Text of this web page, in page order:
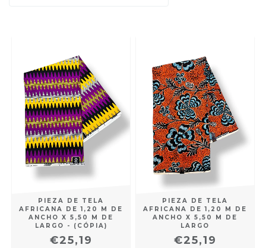
PIEZA DE TELA
AFRICANA DE 1,20 M DE
ANCHO X 5,50 M DE
LARGO - (CÓPIA)
€25,19
PIEZA DE TELA
AFRICANA DE 1,20 M DE
ANCHO X 5,50 M DE
LARGO
€25,19